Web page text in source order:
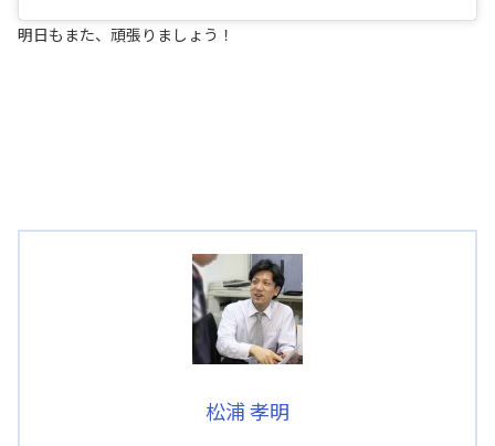
明日もまた、頑張りましょう！
松浦 孝明